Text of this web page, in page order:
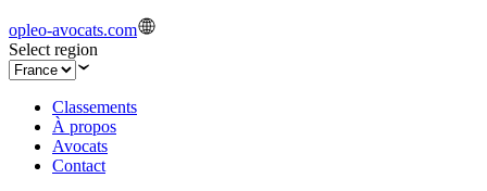
opleo-avocats.com
Select region
Classements
À propos
Avocats
Contact